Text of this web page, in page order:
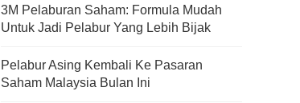
3M Pelaburan Saham: Formula Mudah
Untuk Jadi Pelabur Yang Lebih Bijak
Pelabur Asing Kembali Ke Pasaran
Saham Malaysia Bulan Ini